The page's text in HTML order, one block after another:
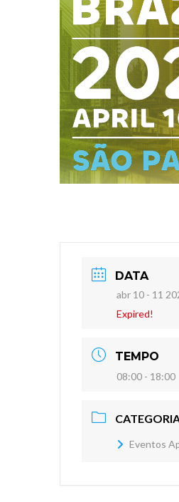
DATA
abr 10 - 11
Expired!
TEMPO
08:00 - 18:00
Eventos